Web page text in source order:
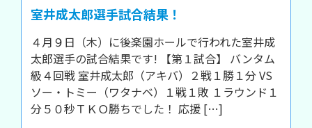
室井成太郎選手試合結果！
４月９日（木）に後楽園ホールで行われた室井成
太郎選手の試合結果です! 【第１試合】 バンタム
級４回戦 室井成太郎（アキバ）２戦１勝１分 VS
ソー・トミー（ワタナベ）１戦１敗 １ラウンド１
分５０秒ＴＫＯ勝ちでした！ 応援 […]